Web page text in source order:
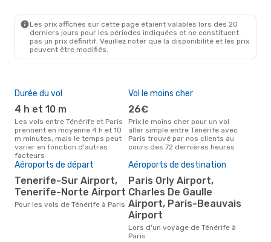
Les prix affichés sur cette page étaient valables lors des 20
derniers jours pour les périodes indiquées et ne constituent
pas un prix définitif. Veuillez noter que la disponibilité et les prix
peuvent être modifiés.
Durée du vol
4 h et 10 m
Les vols entre Ténérife et Paris
prennent en moyenne 4 h et 10
m minutes, mais le temps peut
varier en fonction d'autres
facteurs
Vol le moins cher
26€
Prix le moins cher pour un vol
aller simple entre Ténérife avec
Paris trouvé par nos clients au
cours des 72 dernières heures
Aéroports de départ
Tenerife-Sur Airport,
Tenerife-Norte Airport
Pour les vols de Ténérife à Paris
Aéroports de destination
Paris Orly Airport,
Charles De Gaulle
Airport, Paris-Beauvais
Airport
Lors d'un voyage de Ténérife à
Paris